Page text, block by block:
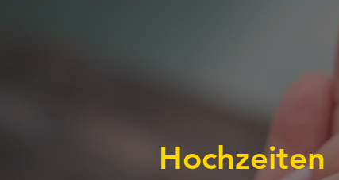
Hochzeiten